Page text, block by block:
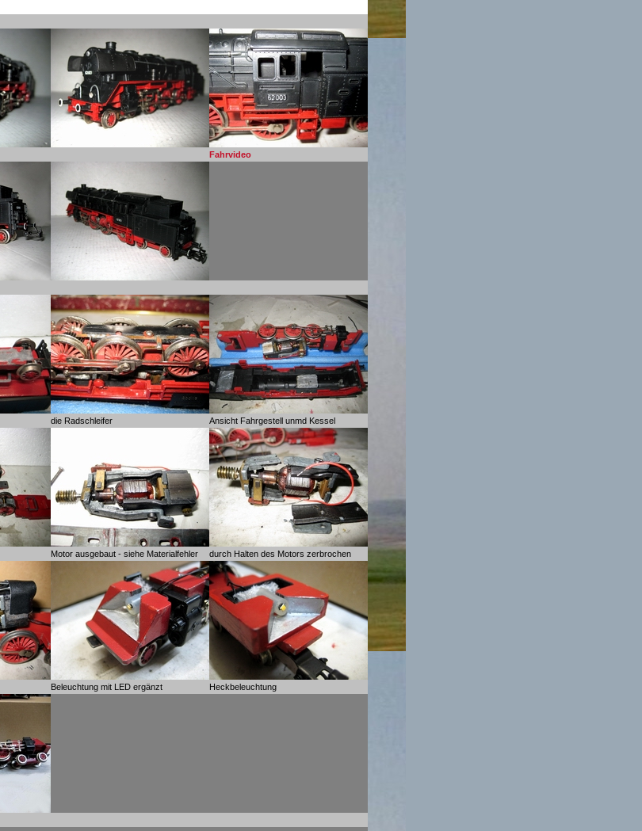
Fahrvideo
die Radschleifer Ansicht Fahrgestell unmd Kessel
Motor ausgebaut - siehe Materialfehler durch Halten des Motors zerbrochen
Beleuchtung mit LED ergänzt Heckbeleuchtung